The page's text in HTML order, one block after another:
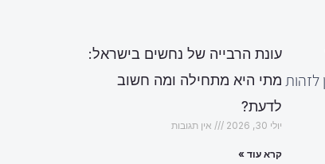
לזהות
עונת הרבייה של נחשים בישראל:
מתי היא מתחילה ומה חשוב
לדעת?
יולי 30, 2026 אין תגובות
קרא עוד »